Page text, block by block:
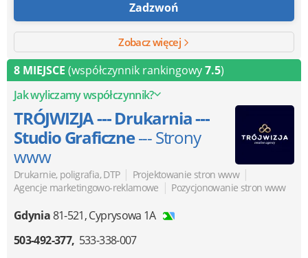
Zadzwoń
Zobacz więcej
8 MIEJSCE (współczynnik rankingowy7.5)
Jak wyliczamy współczynnik?
TRÓJWIZJA --- Drukarnia ---
Studio Graficzne--- Strony
www
Drukarnie, poligrafia, DTP | Projektowanie stron www |
Agencje marketingowo-reklamowe | Pozycjonowanie stron www
Gdynia81-521,Cyprysowa 1A
503-492-377 533-338-007